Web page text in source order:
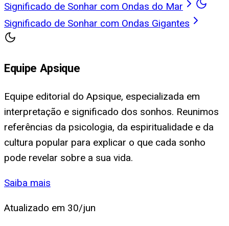
Significado de Sonhar com Ondas do Mar
Significado de Sonhar com Ondas Gigantes
Equipe Apsique
Equipe editorial do Apsique, especializada em
interpretação e significado dos sonhos. Reunimos
referências da psicologia, da espiritualidade e da
cultura popular para explicar o que cada sonho
pode revelar sobre a sua vida.
Saiba mais
Atualizado em 30/jun